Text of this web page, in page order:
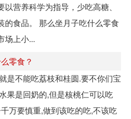
营养科学为指导，少吃高糖、
的食品。 那么坐月子吃什么零食
场上小...
零食？
是不能吃荔枝和桂圆.要不你们宝
果是回奶的,但是核桃仁可以吃
万要慎重,做到该吃的吃,不该吃